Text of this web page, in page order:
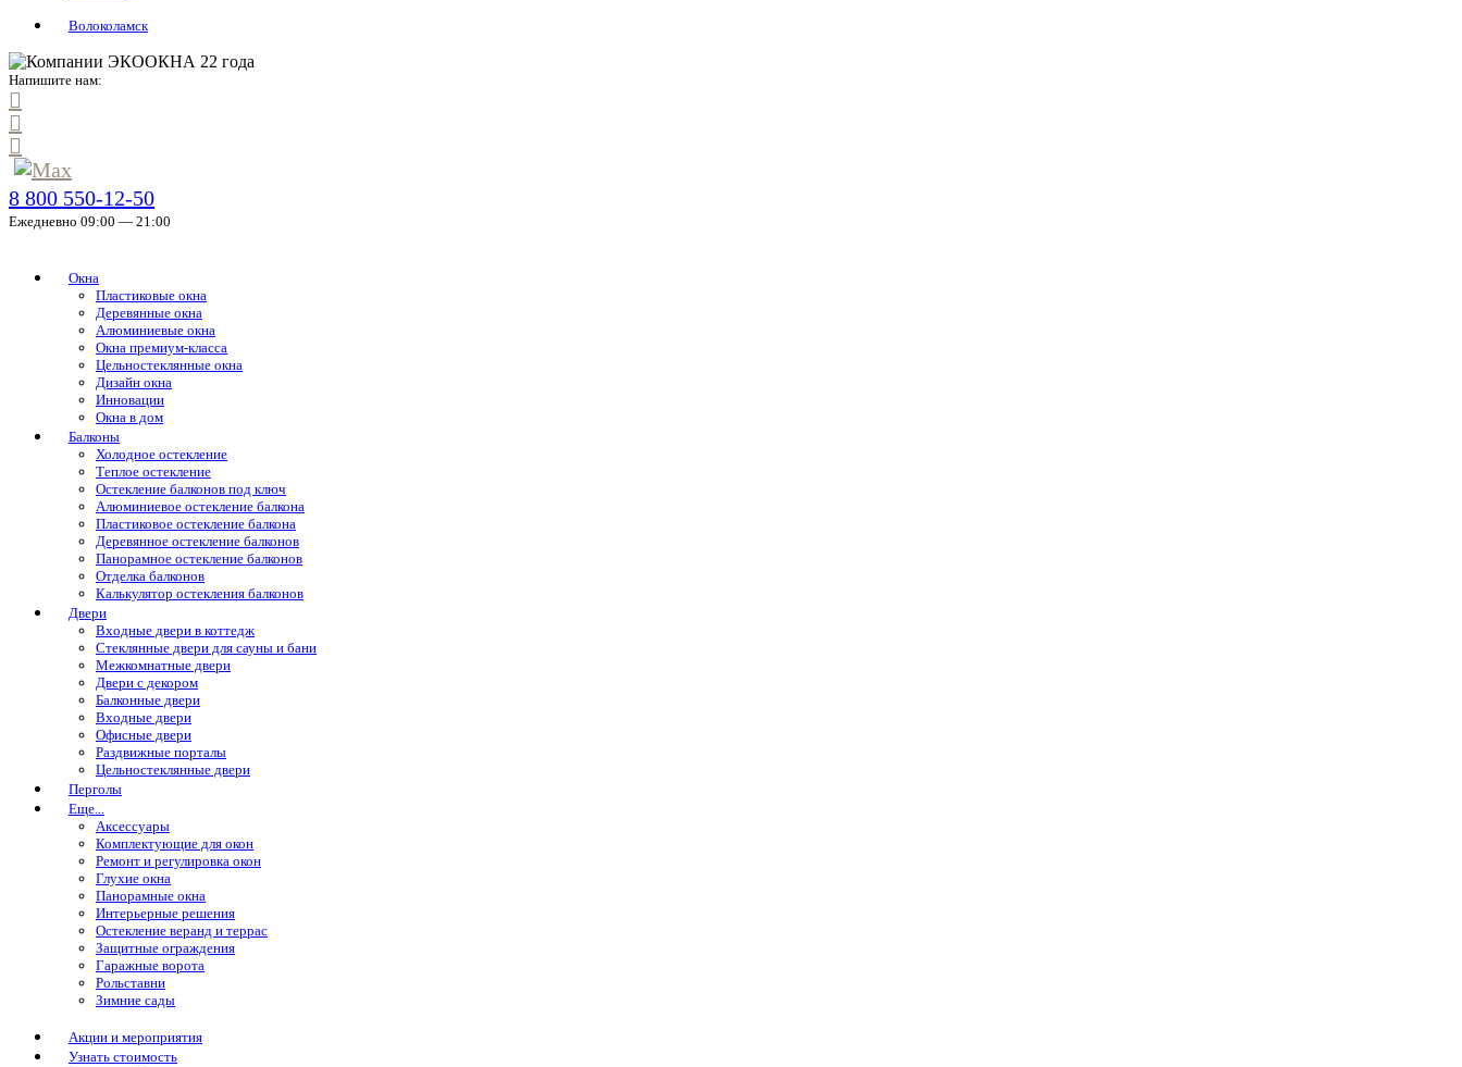
Волоколамск
Напишите нам:
8 800 550-12-50
Ежедневно 09:00 — 21:00
Окна
Пластиковые окна
Деревянные окна
Алюминиевые окна
Окна премиум-класса
Цельностеклянные окна
Дизайн окна
Инновации
Окна в дом
Балконы
Холодное остекление
Теплое остекление
Остекление балконов под ключ
Алюминиевое остекление балкона
Пластиковое остекление балкона
Деревянное остекление балконов
Панорамное остекление балконов
Отделка балконов
Калькулятор остекления балконов
Двери
Входные двери в коттедж
Стеклянные двери для сауны и бани
Межкомнатные двери
Двери с декором
Балконные двери
Входные двери
Офисные двери
Раздвижные порталы
Цельностеклянные двери
Перголы
Еще...
Аксессуары
Комплектующие для окон
Ремонт и регулировка окон
Глухие окна
Панорамные окна
Интерьерные решения
Остекление веранд и террас
Защитные ограждения
Гаражные ворота
Рольставни
Зимние сады
Акции и мероприятия
Узнать стоимость